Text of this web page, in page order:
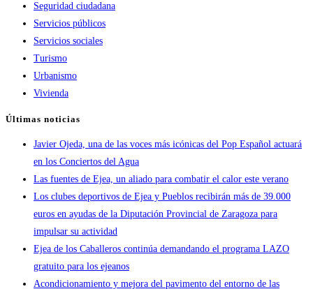
Seguridad ciudadana
Servicios públicos
Servicios sociales
Turismo
Urbanismo
Vivienda
Últimas noticias
Javier Ojeda, una de las voces más icónicas del Pop Español actuará
en los Conciertos del Agua
Las fuentes de Ejea, un aliado para combatir el calor este verano
Los clubes deportivos de Ejea y Pueblos recibirán más de 39.000
euros en ayudas de la Diputación Provincial de Zaragoza para
impulsar su actividad
Ejea de los Caballeros continúa demandando el programa LAZO
gratuito para los ejeanos
Acondicionamiento y mejora del pavimento del entorno de las